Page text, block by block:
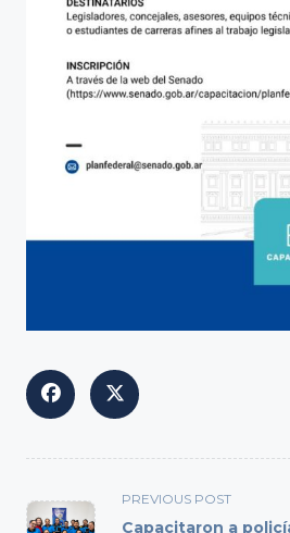
<span
class="nav-
PREVIOUS POST
Capacitaron a